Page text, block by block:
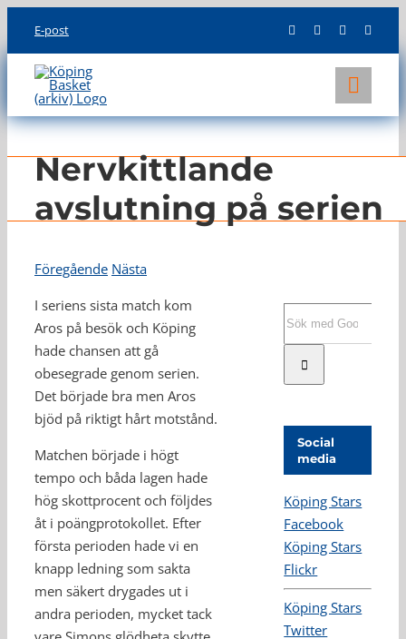
content
E-post
KLUBBEN
LAG
INFO
Nervkittlande
avslutning på serien
Föregående Nästa
I seriens sista match kom
Aros på besök och Köping
hade chansen att gå
obesegrade genom serien.
Det började bra men Aros
bjöd på riktigt hårt motstånd.
Matchen började i högt
tempo och båda lagen hade
hög skottprocent och följdes
åt i poängprotokollet. Efter
första perioden hade vi en
knapp ledning som sakta
men säkert drygades ut i
andra perioden, mycket tack
Social
media
Köping Stars
Facebook
Köping Stars
Flickr
Köping Stars
Twitter